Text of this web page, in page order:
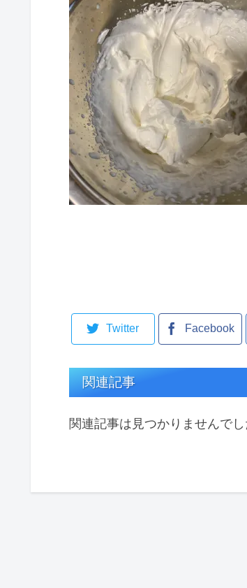
Twitter Facebook
関連記事
関連記事は見つかりませんでし